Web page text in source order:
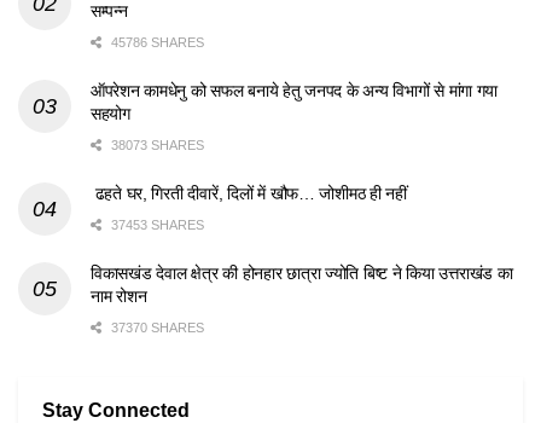
सम्पन्न
45786 SHARES
ऑपरेशन कामधेनु को सफल बनाये हेतु जनपद के अन्य विभागों से मांगा गया
सहयोग
38073 SHARES
ढहते घर, गिरती दीवारें, दिलों में खौफ… जोशीमठ ही नहीं
37453 SHARES
विकासखंड देवाल क्षेत्र की होनहार छात्रा ज्योति बिष्ट ने किया उत्तराखंड का
नाम रोशन
37370 SHARES
Stay Connected